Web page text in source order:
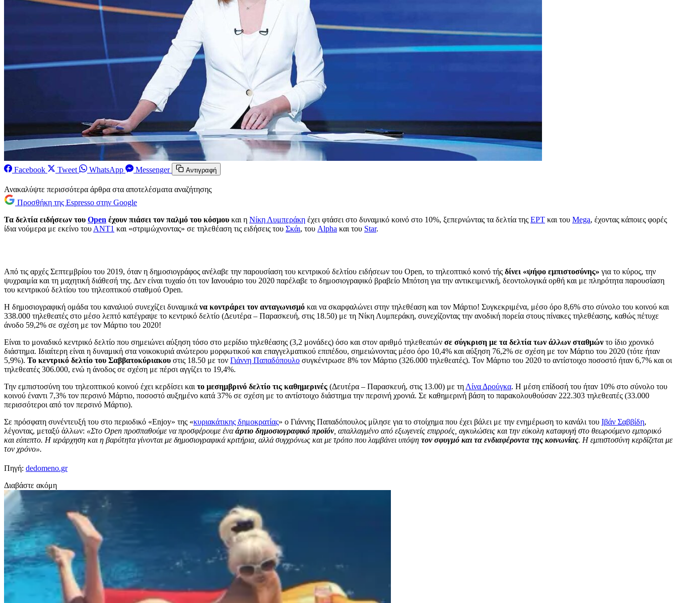
Facebook Tweet WhatsApp Messenger Αντιγραφή
Ανακαλύψτε περισσότερα άρθρα στα αποτελέσματα αναζήτησης
Προσθήκη της Espresso στην Google
Τα δελτία ειδήσεων του Open έχουν πιάσει τον παλμό του κόσμου και η Νίκη Λυμπεράκη έχει φτάσει στο δυναμικό κοινό στο 10%, ξεπερνώντας τα δελτία της ΕΡΤ και του Mega, έχοντας κάποιες φορές
ίδια νούμερα με εκείνο του ΑΝΤ1 και «στριμώχνοντας» σε τηλεθέαση τις ειδήσεις του Σκάι, του Alpha και του Star.
Από τις αρχές Σεπτεμβρίου του 2019, όταν η δημοσιογράφος ανέλαβε την παρουσίαση του κεντρικού δελτίου ειδήσεων του Οpen, το τηλεοπτικό κοινό τής δίνει «ψήφο εμπιστοσύνης» για το κύρος, την
ψυχραιμία και τη μαχητική διάθεσή της. Δεν είναι τυχαίο ότι τον Ιανουάριο του 2020 παρέλαβε το δημοσιογραφικό βραβείο Μπότση για την αντικειμενική, δεοντολογικά ορθή και με πληρότητα παρουσίαση
του κεντρικού δελτίου του τηλεοπτικού σταθμού Open.
Η δημοσιογραφική ομάδα του καναλιού συνεχίζει δυναμικά να κοντράρει τον ανταγωνισμό και να σκαρφαλώνει στην τηλεθέαση και τον Μάρτιο! Συγκεκριμένα, μέσο όρο 8,6% στο σύνολο του κοινού και
338.000 τηλεθεατές στο μέσο λεπτό κατέγραψε το κεντρικό δελτίο (Δευτέρα – Παρασκευή, στις 18.50) με τη Νίκη Λυμπεράκη, συνεχίζοντας την ανοδική πορεία στους πίνακες τηλεθέασης, καθώς πέτυχε
άνοδο 59,2% σε σχέση με τον Μάρτιο του 2020!
Είναι το μοναδικό κεντρικό δελτίο που σημειώνει αύξηση τόσο στο μερίδιο τηλεθέασης (3,2 μονάδες) όσο και στον αριθμό τηλεθεατών σε σύγκριση με τα δελτία των άλλων σταθμών το ίδιο χρονικό
διάστημα. Ιδιαίτερη είναι η δυναμική στα νοικοκυριά ανώτερου μορφωτικού και επαγγελματικού επιπέδου, σημειώνοντας μέσο όρο 10,4% και αύξηση 76,2% σε σχέση με τον Μάρτιο του 2020 (τότε ήταν
5,9%). Το κεντρικό δελτίο του Σαββατοκύριακου στις 18.50 με τον Γιάννη Παπαδόπουλο συγκέντρωσε 8% τον Μάρτιο (326.000 τηλεθεατές). Τον Μάρτιο του 2020 το αντίστοιχο ποσοστό ήταν 6,7% και οι
τηλεθεατές 306.000, ενώ η άνοδος σε σχέση με πέρσι αγγίζει το 19,4%.
Την εμπιστοσύνη του τηλεοπτικού κοινού έχει κερδίσει και το μεσημβρινό δελτίο τις καθημερινές (Δευτέρα – Παρασκευή, στις 13.00) με τη Λίνα Δρούγκα. Η μέση επίδοσή του ήταν 10% στο σύνολο του
κοινού έναντι 7,3% τον περσινό Μάρτιο, ποσοστό αυξημένο κατά 37% σε σχέση με το αντίστοιχο διάστημα την περσινή χρονιά. Σε καθημερινή βάση το παρακολουθούσαν 222.303 τηλεθεατές (33.000
περισσότεροι από τον περσινό Μάρτιο).
Σε πρόσφατη συνέντευξή του στο περιοδικό «Εnjoy» της «κυριακάτικης δημοκρατίας» ο Γιάννης Παπαδόπουλος μίλησε για το στοίχημα που έχει βάλει με την ενημέρωση το κανάλι του Ιβάν Σαββίδη,
λέγοντας, μεταξύ άλλων: «Στο Open προσπαθούμε να προσφέρουμε έναάρτιο δημοσιογραφικό προϊόν, απαλλαγμένο από εξωγενείς επιρροές, αγκυλώσεις και την εύκολη καταφυγή στο θεωρούμενο εμπορικό
και εύπεπτο. Η ιεράρχηση και η βαρύτητα γίνονται με δημοσιογραφικά κριτήρια, αλλά συγχρόνως και με τρόπο που λαμβάνει υπόψη τον σφυγμό και τα ενδιαφέροντα της κοινωνίας. H εμπιστοσύνη κερδίζεται με
τον χρόνο».
Πηγή: dedomeno.gr
Διαβάστε ακόμη